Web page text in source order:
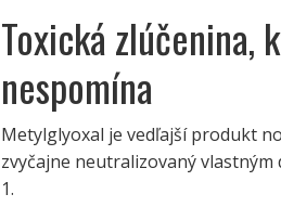
Toxická zlúčenina,
nespomína
Metylglyoxal je vedľajší produkt
zvyčajne neutralizovaný
1.